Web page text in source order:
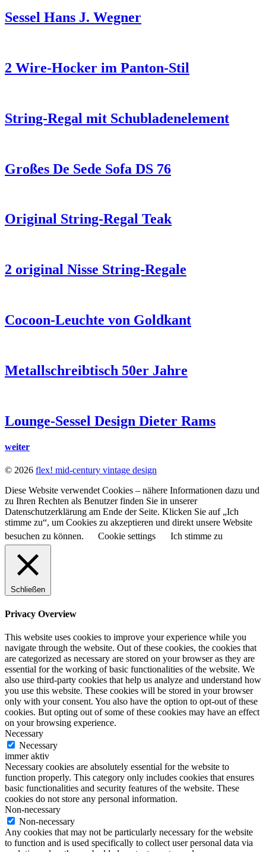
Sessel Hans J. Wegner
2 Wire-Hocker im Panton-Stil
String-Regal mit Schubladenelement
Großes De Sede Sofa DS 76
Original String-Regal Teak
2 original Nisse String-Regale
Cocoon-Leuchte von Goldkant
Metallschreibtisch 50er Jahre
Lounge-Sessel Design Dieter Rams
weiter
© 2026 flex! mid-century vintage design
Diese Website verwendet Cookies – nähere Informationen dazu und
zu Ihren Rechten als Benutzer finden Sie in unserer
Datenschutzerklärung am Ende der Seite. Klicken Sie auf „Ich
stimme zu“, um Cookies zu akzeptieren und direkt unsere Website
besuchen zu können.
Cookie settings Ich stimme zu
Schließen
Privacy Overview
This website uses cookies to improve your experience while you
navigate through the website. Out of these cookies, the cookies that
are categorized as necessary are stored on your browser as they are
essential for the working of basic functionalities of the website. We
also use third-party cookies that help us analyze and understand how
you use this website. These cookies will be stored in your browser
only with your consent. You also have the option to opt-out of these
cookies. But opting out of some of these cookies may have an effect
on your browsing experience.
Necessary
Necessary
immer aktiv
Necessary cookies are absolutely essential for the website to
function properly. This category only includes cookies that ensures
basic functionalities and security features of the website. These
cookies do not store any personal information.
Non-necessary
Non-necessary
Any cookies that may not be particularly necessary for the website
to function and is used specifically to collect user personal data via